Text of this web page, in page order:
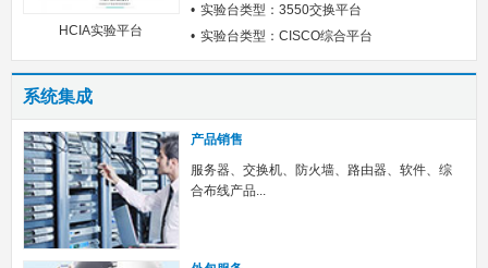
HCIA实验平台
实验台类型：3550交换平台
实验台类型：CISCO综合平台
系统集成
产品销售
服务器、交换机、防火墙、路由器、软件、综
合布线产品...